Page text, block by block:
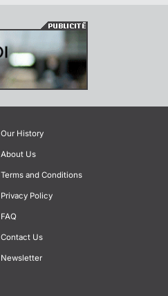
Our History
About Us
Terms and Conditions
Privacy Policy
FAQ
Contact Us
Newsletter